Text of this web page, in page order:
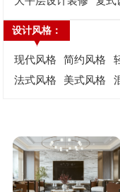
设计风格：
现代风格 简约风格
法式风格
美式风格